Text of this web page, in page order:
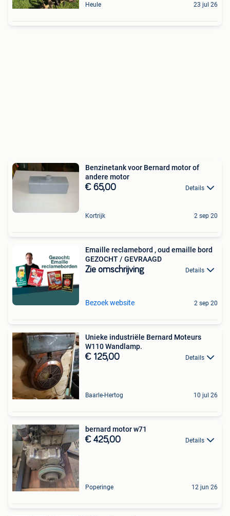
Heule 23 jul 26
Benzinetank voor Bernard motor of
andere motor
€ 65,00 Details
Kortrijk 2 sep 20
Emaille reclamebord , oud emaille bord
GEZOCHT / GEVRAAGD
Zie omschrijving Details
Bezoek website 2 sep 20
Unieke industriële Bernard Moteurs
W110 Wandlamp.
€ 125,00 Details
Baarle-Hertog 10 jul 26
bernard motor w71
€ 425,00 Details
Poperinge 12 jun 26